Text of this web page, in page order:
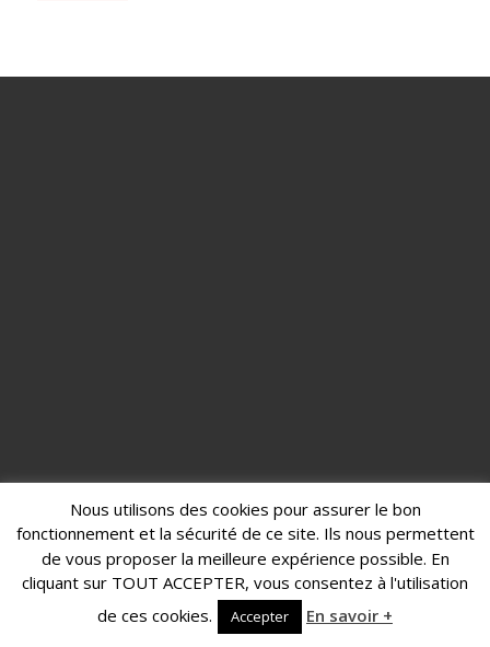
Nous utilisons des cookies pour assurer le bon
fonctionnement et la sécurité de ce site. Ils nous permettent
de vous proposer la meilleure expérience possible. En
cliquant sur TOUT ACCEPTER, vous consentez à l'utilisation
de ces cookies.
Accepter En savoir +